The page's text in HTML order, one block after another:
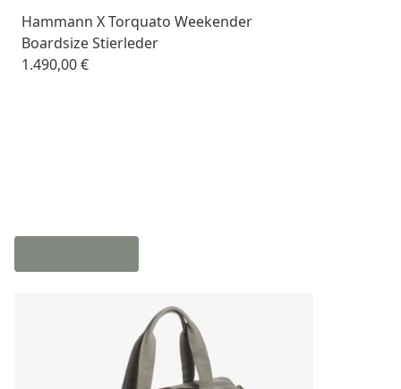
Hammann X Torquato Weekender
Boardsize Stierleder
1.490,00 €